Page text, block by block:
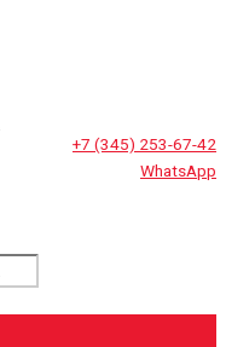
+7 (345) 253-67-42
WhatsApp